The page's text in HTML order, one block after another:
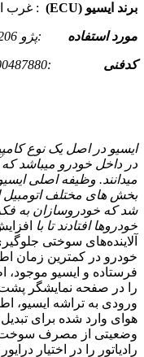
برند ایسیو (ECU) : غرب
مورد استفاده :پژو 206 تیوفایو
کدفنی :IK00487880
ایسیو در اصل یک نوع
در داخل خودرو میباشد
میدانند. وظیفه اصلی
بخش های مختلف اتومبیل
شد که خودروسازان به
خودروها افتادند تا با
آلاینده‌های سوختی
خودرو در کمترین زمان
فرستاده و ایسیو موجود،
را در صفحه نمایشگر
ورودی به تراشه ایسیو،
هوای وارد شده برای تبدیل
وضعیتی از مصرف سوخت
رادیاتور را در اختیار